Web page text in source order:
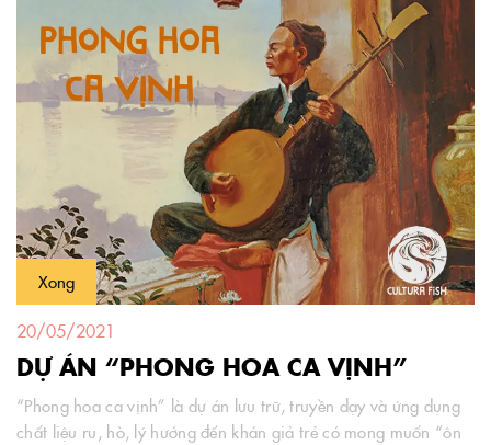
Xong
20/05/2021
DỰ ÁN “PHONG HOA CA VỊNH”
“Phong hoa ca vịnh” là dự án lưu trữ, truyền dạy và ứng dụng
chất liệu ru, hò, lý hướng đến khán giả trẻ có mong muốn “ôn